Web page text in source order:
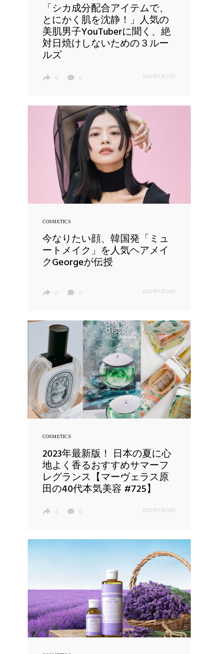
「シカ成分配合アイテムで、
とにかく肌を沈静！」人気の
美肌男子YouTuberに聞く、絶
対日焼けしないための３ルー
ルズ
0 0 2023年7月27日
COSMETICS
今なりたい顔、韓国発「ミュ
ートメイク」を人気ヘアメイ
クGeorgeが伝授
0 0 2023年7月26日
COSMETICS
2023年最新版！ 日本の夏に心
地よく香るおすすめサマーフ
レグランス【マーヴェラス原
田の40代本気美容 #725】
0 0 2023年7月26日